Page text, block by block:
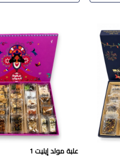
علبة مولد إيليت 1